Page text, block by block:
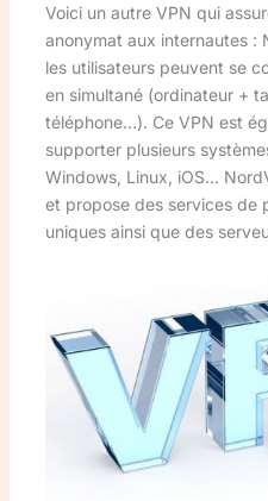
Voici un autre VPN qui
anonymat aux internautes :
les utilisateurs peuvent se
en simultané (ordinateur +
téléphone…). Ce VPN est
supporter plusieurs
Windows, Linux, iOS…
et propose des services de
uniques ainsi que des